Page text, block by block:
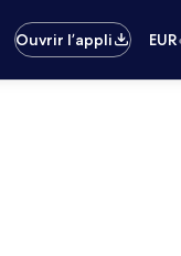
Ouvrir l’appli
EUR